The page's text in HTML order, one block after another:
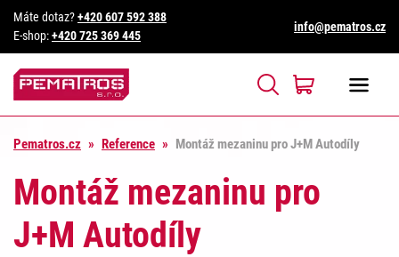
Máte dotaz?+420 607 592 388
E-shop:+420 725 369 445
info@pematros.cz
Pematros.cz » Reference » Montáž mezaninu pro J+M Autodíly
Montáž mezaninu pro
J+M Autodíly